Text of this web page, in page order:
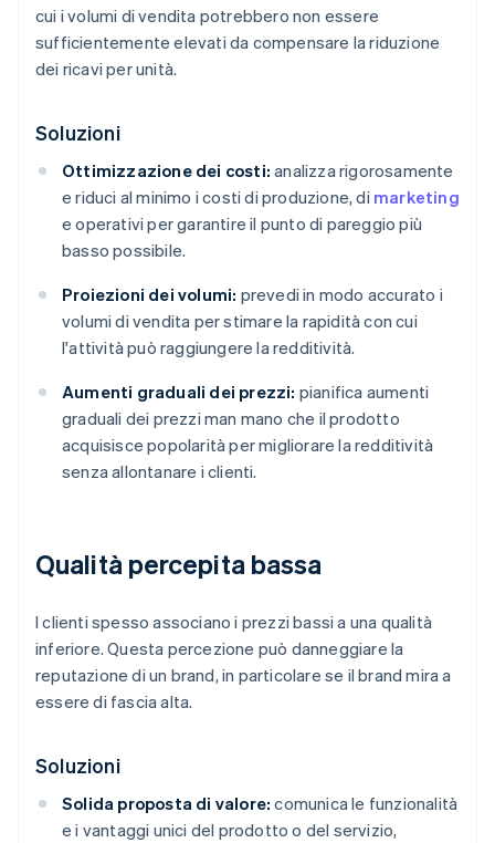
cui i volumi di vendita potrebbero non essere
sufficientemente elevati da compensare la riduzione
dei ricavi per unità.
Soluzioni
Ottimizzazione dei costi: analizza rigorosamente
e riduci al minimo i costi di produzione, di marketing
e operativi per garantire il punto di pareggio più
basso possibile.
Proiezioni dei volumi: prevedi in modo accurato i
volumi di vendita per stimare la rapidità con cui
l'attività può raggiungere la redditività.
Aumenti graduali dei prezzi: pianifica aumenti
graduali dei prezzi man mano che il prodotto
acquisisce popolarità per migliorare la redditività
senza allontanare i clienti.
Qualità percepita bassa
I clienti spesso associano i prezzi bassi a una qualità
inferiore. Questa percezione può danneggiare la
reputazione di un brand, in particolare se il brand mira a
essere di fascia alta.
Soluzioni
Solida proposta di valore: comunica le funzionalità
e i vantaggi unici del prodotto o del servizio,